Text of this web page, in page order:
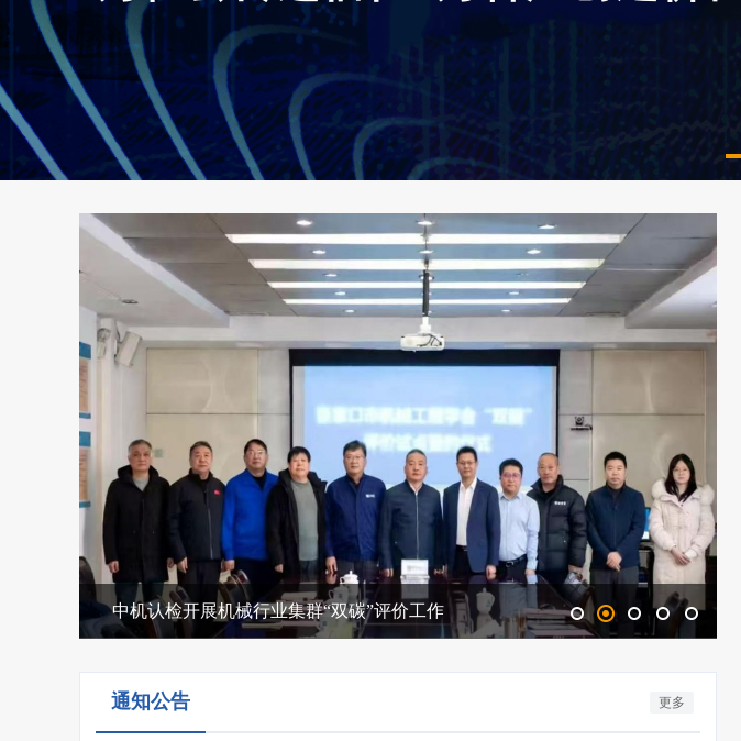
中机认检开展机械行业集群“双碳”评价工作
通知公告 更多